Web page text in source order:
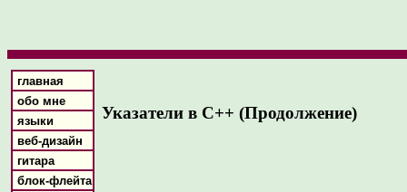
главная
обо мне
языки
веб-дизайн
гитара
блок-флейта
Указатели в С++ (Продолжение)